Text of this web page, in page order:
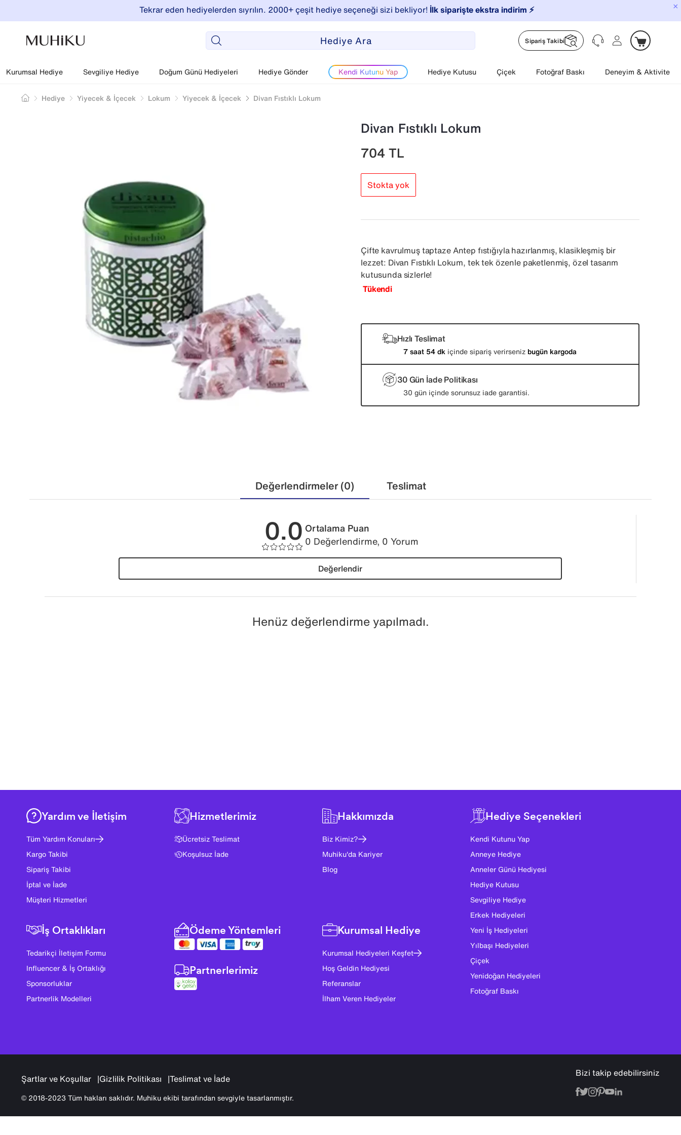
×
Tekrar eden hediyelerden sıyrılın. 2000+ çeşit hediye seçeneği sizi bekliyor! İlk siparişte ekstra indirim ⚡️
Sipariş Takibi
Kurumsal Hediye Sevgiliye Hediye Doğum Günü Hediyeleri Hediye Gönder Kendi Kutunu Yap Hediye Kutusu Çiçek Fotoğraf Baskı Deneyim & Aktivite
Hediye Yiyecek & İçecek Lokum Yiyecek & İçecek Divan Fıstıklı Lokum
Divan Fıstıklı Lokum
704 TL
Stokta yok
Çifte kavrulmuş taptaze Antep fıstığıyla hazırlanmış, klasikleşmiş bir
lezzet: Divan Fıstıklı Lokum, tek tek özenle paketlenmiş, özel tasarım
kutusunda sizlerle!
Tükendi
Hızlı Teslimat
7 saat 54 dk içinde sipariş verirseniz bugün kargoda
30 Gün İade Politikası
30 gün içinde sorunsuz iade garantisi.
Değerlendirmeler (0) Teslimat
0.0 Ortalama Puan
0 Değerlendirme, 0 Yorum
Değerlendir
Henüz değerlendirme yapılmadı.
Yardım ve İletişim
Tüm Yardım Konuları
Kargo Takibi
Sipariş Takibi
İptal ve İade
Müşteri Hizmetleri
İş Ortaklıkları
Tedarikçi İletişim Formu
Influencer & İş Ortaklığı
Sponsorluklar
Partnerlik Modelleri
Hizmetlerimiz
Ücretsiz Teslimat
Koşulsuz İade
Ödeme Yöntemleri
Partnerlerimiz
Hakkımızda
Biz Kimiz?
Muhiku'da Kariyer
Blog
Kurumsal Hediye
Kurumsal Hediyeleri Keşfet
Hoş Geldin Hediyesi
Referanslar
İlham Veren Hediyeler
Hediye Seçenekleri
Kendi Kutunu Yap
Anneye Hediye
Anneler Günü Hediyesi
Hediye Kutusu
Sevgiliye Hediye
Erkek Hediyeleri
Yeni İş Hediyeleri
Yılbaşı Hediyeleri
Çiçek
Yenidoğan Hediyeleri
Fotoğraf Baskı
Şartlar ve Koşullar Gizlilik Politikası Teslimat ve İade
© 2018-2023 Tüm hakları saklıdır. Muhiku ekibi tarafından sevgiyle tasarlanmıştır.
Bizi takip edebilirsiniz